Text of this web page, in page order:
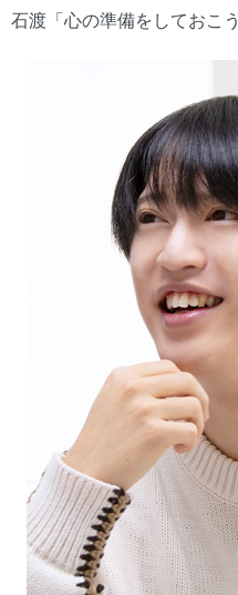
石渡「心の準備をしておこう